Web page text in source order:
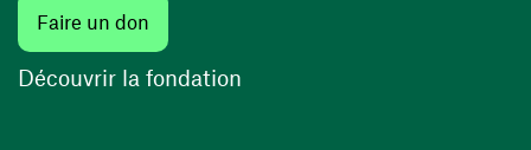
Faire un don
Découvrir la fondation